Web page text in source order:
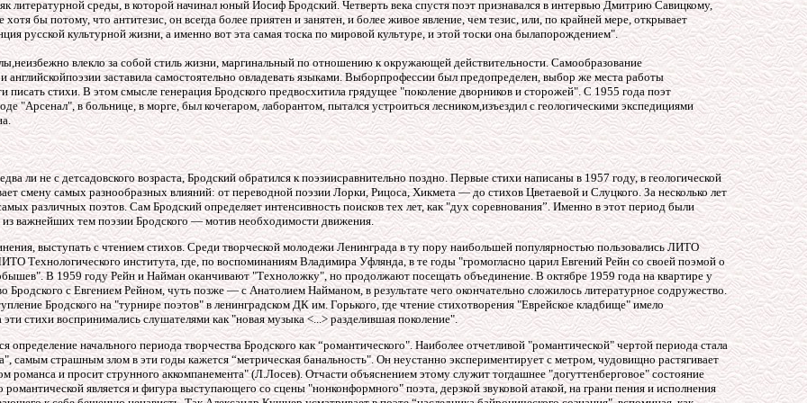
литературной среды, в которой начинал юный Иосиф Бродский. Четверть века спустя поэт признавался в интервью Дмитрию Савицкому,
бы потому, что антитезис, он всегда более приятен и занятен, и более живое явление, чем тезис, или, по крайней мере, открывает
русской культурной жизни, а именно вот эта самая тоска по мировой культуре, и этой тоски она былапорождением".
влекло за собой стиль жизни, маргинальный по отношению к окружающей действительности. Самообразование
заставила самостоятельно овладевать языками. Выборпрофессии был предопределен, выбор же места работы
писать стихи. В этом смысле генерация Бродского предвосхитила грядущее "поколение дворников и сторожей". С 1955 года поэт
"Арсенал", в больнице, в морге, был кочегаром, лаборантом, пытался устроиться лесником,изъездил с геологическими экспедициями
ли не с детсадовского возраста, Бродский обратился к поэзиисравнительно поздно. Первые стихи написаны в 1957 году, в геологической
смену самых разнообразных влияний: от переводной поэзии Лорки, Рицоса, Хикмета — до стихов Цветаевой и Слуцкого. За несколько лет
различных поэтов. Сам Бродский определяет интенсивность поисков тех лет, как "дух соревнования”. Именно в этот период были
важнейших тем поэзии Бродского — мотив необходимости движения.
выступать с чтением стихов. Среди творческой молодежи Ленинграда в ту пору наибольшей популярностью пользовались ЛИТО
Технологического института, где, по воспоминаниям Владимира Уфлянда, в те годы "громогласно царил Евгений Рейн со своей поэмой о
В 1959 году Рейн и Найман оканчивают "Техноложку", но продолжают посещать объединение. В октябре 1959 года на квартире у
Бродского с Евгением Рейном, чуть позже — с Анатолием Найманом, в результате чего окончательно сложилось литературное содружество.
Бродского на "турнире поэтов" в ленинградском ДК им. Горького, где чтение стихотворения "Еврейское кладбище" имело
стихи воспринимались слушателями как "новая музыка <...> разделившая поколение".
начального периода творчества Бродского как “романтического". Наиболее отчетливой "романтической" чертой периода стала
самым страшным злом в эти годы кажется “метрическая банальность". Он неустанно экспериментирует с метром, чудовищно растягивает
романса и просит струнного аккомпанемента" (Л.Лосев). Отчасти объяснением этому служит тогдашнее "догуттенберговое" состояние
является и фигура выступающего со сцены "нонконформного" поэта, дерзкой звуковой атакой, на грани пения и исполнения